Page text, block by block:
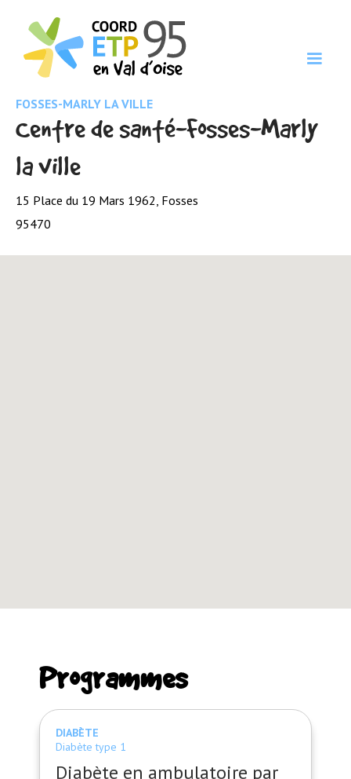
FOSSES-MARLY LA VILLE
Centre de santé-Fosses-Marly
la ville
15 Place du 19 Mars 1962, Fosses
95470
Programmes
DIABÈTE
Diabète type 1
Diabète en ambulatoire par